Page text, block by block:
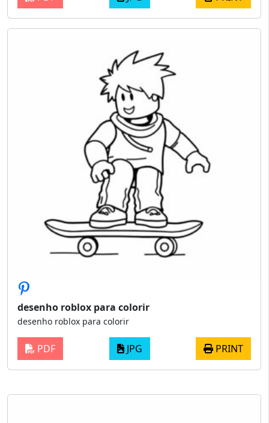
desenho roblox para colorir
desenho roblox para colorir
PDF JPG PRINT